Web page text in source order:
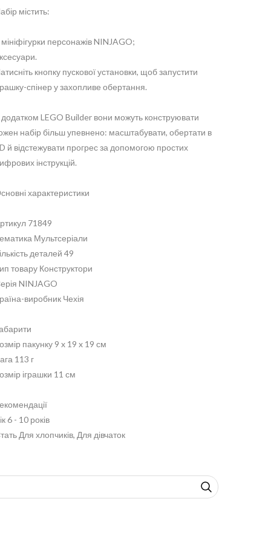
містить:
мініфігурки персонажів NINJAGO;
кнопку пускової установки, щоб запустити
спінер у захопливе обертання.
LEGO Builder вони можуть конструювати
набір більш упевнено: масштабувати, обертати в
й відстежувати прогрес за допомогою простих
інструкцій.
характеристики
71849
Мультсеріали
деталей 49
товару Конструктори
NINJAGO
виробник Чехія
пакунку 9 x 19 x 19 см
113 г
іграшки 11 см
6 - 10 років
Для хлопчиків, Для дівчаток